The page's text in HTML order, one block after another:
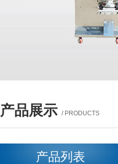
产品展示 / PRODUCTS
产品列表